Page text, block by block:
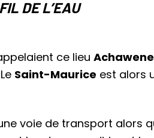
DE L’EAU
ce lieu
Saint-Maurice est alors
voie de transport alors